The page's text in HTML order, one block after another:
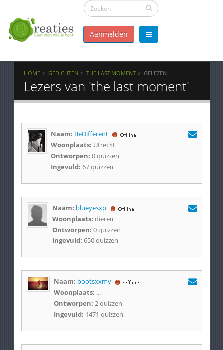
Aanmelden
HOME GEDICHTEN THE LAST MOMENT GELEZEN
Lezers van 'the last moment'
Naam: BeDifferent
Woonplaats: Utrecht
Ontworpen: 0 quizzen
Ingevuld: 67 quizzen
Naam: blueyesxp
Woonplaats: dieren
Ontworpen: 0 quizzen
Ingevuld: 650 quizzen
Naam: bootsxxmy
Woonplaats: ...
Ontworpen: 2 quizzen
Ingevuld: 1471 quizzen